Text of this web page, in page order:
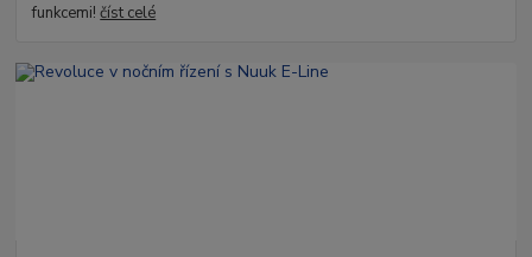
funkcemi!číst celé